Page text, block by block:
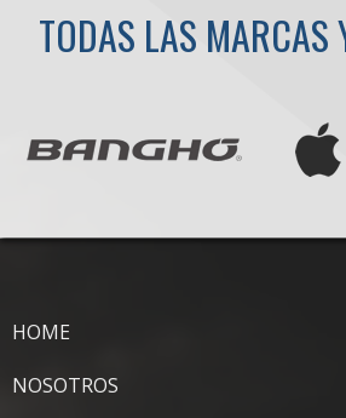
TODAS LAS MARCAS
HOME
NOSOTROS